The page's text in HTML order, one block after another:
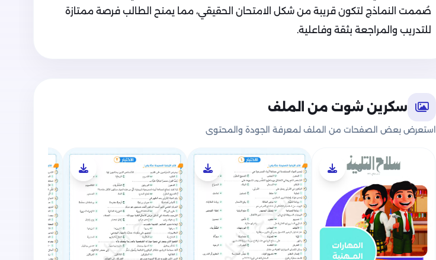
صُممت النماذج لتكون قريبة من شكل الامتحان الحقيقي، مما يمنح الطالب فرصة ممتازة
للتدريب والمراجعة بثقة وفاعلية.
سكرين شوت من الملف
استعرض بعض الصفحات من الملف لمعرفة الجودة والمحتوى